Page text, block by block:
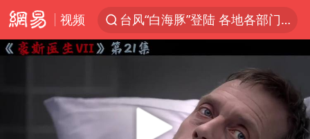
视频
台风“白海豚”登陆 各地各部门全力应对
路虎卫士110 HSE限时降价
我国发现稀散金属独立新矿物——乌斯河锗矿
上海鼓励居家办公